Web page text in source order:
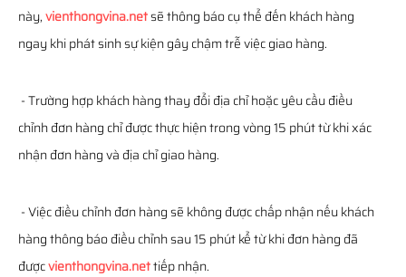
này,vienthongvina.netsẽ thông báo cụ thể đến khách hàng
ngay khi phát sinh sự kiện gây chậm trễ việc giao hàng.
- Trường hợp khách hàng thay đổi địa chỉ hoặc yêu cầu điều
chỉnh đơn hàng chỉ được thực hiện trong vòng 15 phút từ khi xác
nhận đơn hàng và địa chỉ giao hàng.
- Việc điều chỉnh đơn hàng sẽ không được chấp nhận nếu khách
hàng thông báo điều chỉnh sau 15 phút kể từ khi đơn hàng đã
đượcvienthongvina.nettiếp nhận.